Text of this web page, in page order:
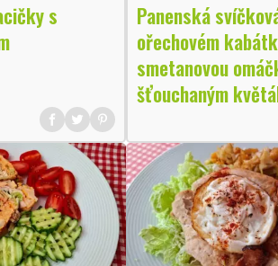
s
Panenská
ořechovém
smetanovou
šťouchaným